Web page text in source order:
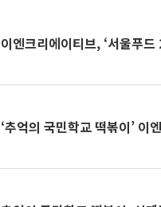
이엔크리에이티브, ‘서울푸
‘추억의 국민학교 떡볶이’